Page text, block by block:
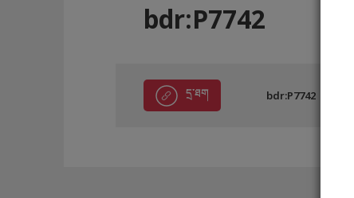
bdr:P7742
དྲ་ཐག bdr:P7742